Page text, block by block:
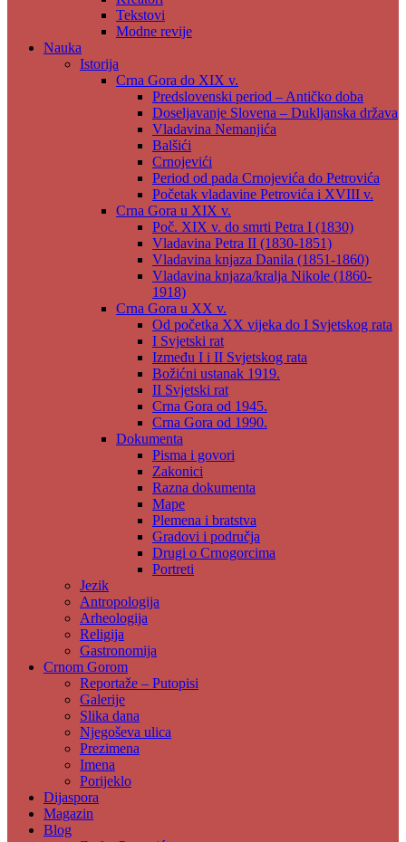
Tekstovi
Modne revije
Nauka
Istorija
Crna Gora do XIX v.
Predslovenski period – Antičko doba
Doseljavanje Slovena – Dukljanska država
Vladavina Nemanjića
Balšići
Crnojevići
Period od pada Crnojevića do Petrovića
Početak vladavine Petrovića i XVIII v.
Crna Gora u XIX v.
Poč. XIX v. do smrti Petra I (1830)
Vladavina Petra II (1830-1851)
Vladavina knjaza Danila (1851-1860)
Vladavina knjaza/kralja Nikole (1860-
1918)
Crna Gora u XX v.
Od početka XX vijeka do I Svjetskog rata
I Svjetski rat
Između I i II Svjetskog rata
Božićni ustanak 1919.
II Svjetski rat
Crna Gora od 1945.
Crna Gora od 1990.
Dokumenta
Pisma i govori
Zakonici
Razna dokumenta
Mape
Plemena i bratstva
Gradovi i područja
Drugi o Crnogorcima
Portreti
Jezik
Antropologija
Arheologija
Religija
Gastronomija
Crnom Gorom
Reportaže – Putopisi
Galerije
Slika dana
Njegoševa ulica
Prezimena
Imena
Porijeklo
Dijaspora
Magazin
Blog